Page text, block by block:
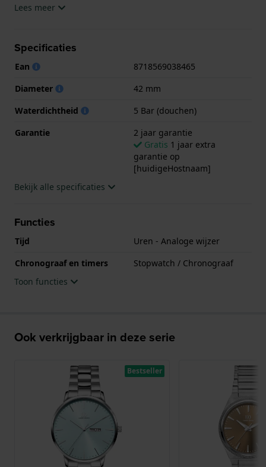
horloge geleverd met 2 jaar garantie.
Lees meer
Specificaties
Ean
8718569038465
Diameter
42 mm
Waterdichtheid
5 Bar (douchen)
Garantie
2 jaar garantie
Gratis 1 jaar extra
garantie op
[huidigeHostnaam]
Bekijk alle specificaties
Functies
Tijd
Uren - Analoge wijzer
Chronograaf en timers
Stopwatch / Chronograaf
Toon functies
Ook verkrijgbaar in deze serie
Bestseller